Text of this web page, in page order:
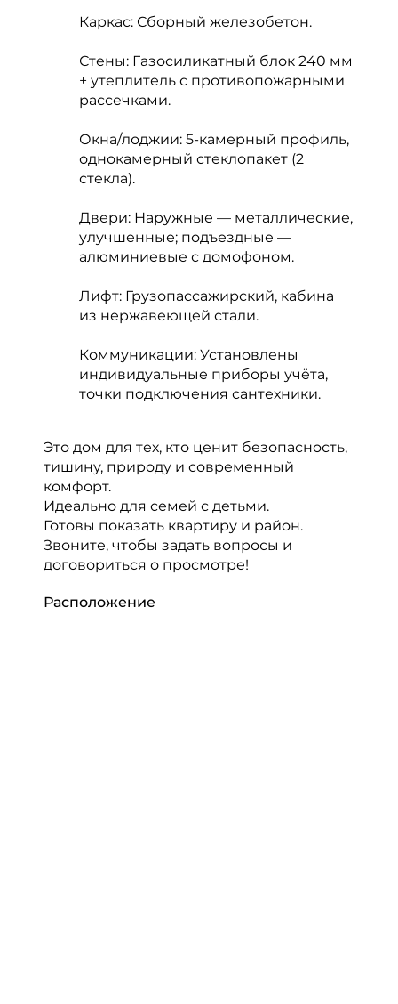
Каркас: Сборный железобетон.
Стены: Газосиликатный блок 240 мм
+ утеплитель с противопожарными
рассечками.
Окна/лоджии: 5-камерный профиль,
однокамерный стеклопакет (2
стекла).
Двери: Наружные — металлические,
улучшенные; подъездные —
алюминиевые с домофоном.
Лифт: Грузопассажирский, кабина
из нержавеющей стали.
Коммуникации: Установлены
индивидуальные приборы учёта,
точки подключения сантехники.
Это дом для тех, кто ценит безопасность,
тишину, природу и современный
комфорт.
Идеально для семей с детьми.
Готовы показать квартиру и район.
Звоните, чтобы задать вопросы и
договориться о просмотре!
Расположение